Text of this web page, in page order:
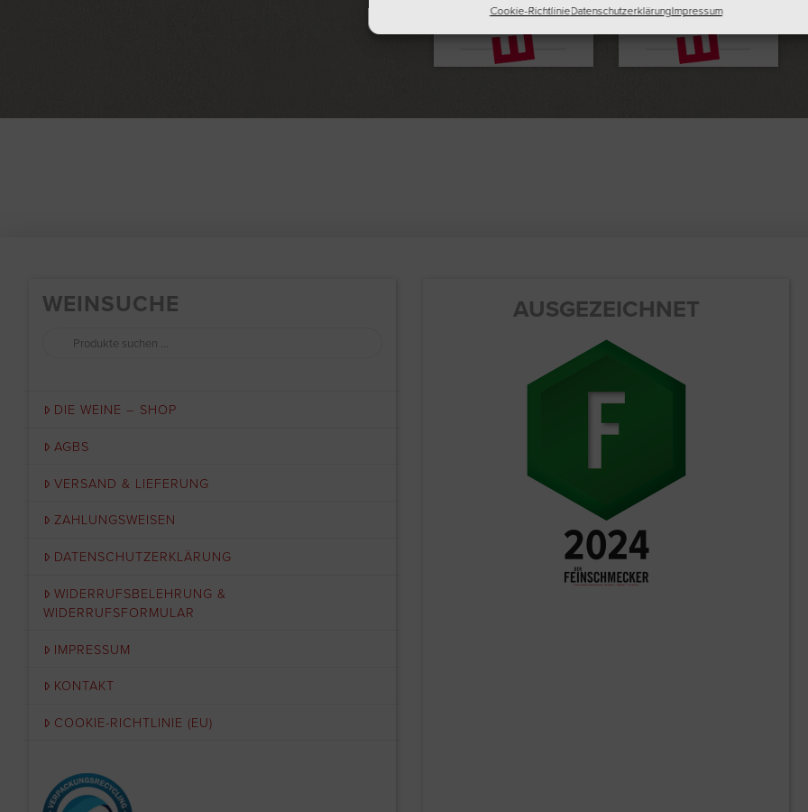
Cookie-RichtlinieDatenschutzerklärungImpressum
inkl. 19% MwSt. zzgl.Versand
WEINSUCHE
Suchen
DIE WEINE – SHOP
AGBS
VERSAND & LIEFERUNG
ZAHLUNGSWEISEN
DATENSCHUTZERKLÄRUNG
WIDERRUFSBELEHRUNG &
WIDERRUFSFORMULAR
IMPRESSUM
KONTAKT
COOKIE-RICHTLINIE (EU)
AUSGEZEICHNET